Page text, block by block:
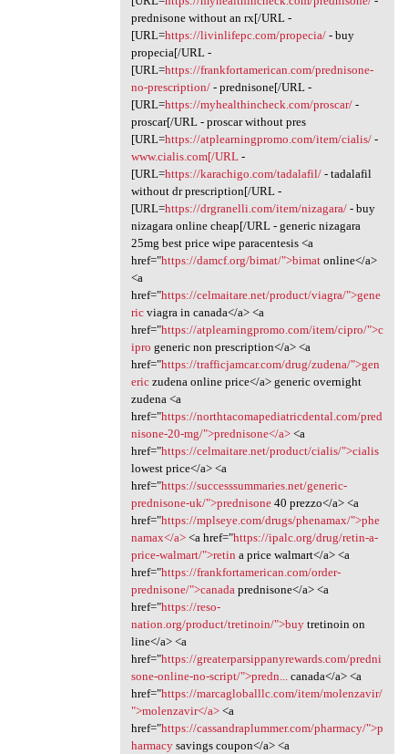
prednisone without an rx[/URL -
[URL=https://livinlifepc.com/propecia/- buy
propecia[/URL -
[URL=https://frankfortamerican.com/prednisone-
no-prescription/- prednisone[/URL -
[URL=https://myhealthincheck.com/proscar/-
proscar[/URL - proscar without pres
[URL=https://atplearningpromo.com/item/cialis/-
www.cialis.com[/URL-
[URL=https://karachigo.com/tadalafil/- tadalafil
without dr prescription[/URL -
[URL=https://drgranelli.com/item/nizagara/- buy
nizagara online cheap[/URL - generic nizagara
25mg best price wipe paracentesis <a
href="https://damcf.org/bimat/">bimatonline</a>
<a
href="https://celmaitare.net/product/viagra/">gene
ricviagra in canada</a> <a
href="https://atplearningpromo.com/item/cipro/">c
ipro generic non prescription</a> <a
href="https://trafficjamcar.com/drug/zudena/">gen
ericzudena online price</a> generic overnight
zudena <a
href="https://northtacomapediatricdental.com/pred
nisone-20-mg/">prednisone</a><a
href="https://celmaitare.net/product/cialis/">cialis
lowest price</a> <a
href="https://successsummaries.net/generic-
prednisone-uk/">prednisone40 prezzo</a> <a
href="https://mplseye.com/drugs/phenamax/">phe
namax</a><a href="https://ipalc.org/drug/retin-a-
price-walmart/">retin a price walmart</a> <a
href="https://frankfortamerican.com/order-
prednisone/">canadaprednisone</a> <a
href="https://reso-
nation.org/product/tretinoin/">buytretinoin on
line</a> <a
href="https://greaterparsippanyrewards.com/predni
sone-online-no-script/">predn...canada</a> <a
href="https://marcagloballlc.com/item/molenzavir/
">molenzavir</a><a
href="https://cassandraplummer.com/pharmacy/">p
harmacysavings coupon</a> <a